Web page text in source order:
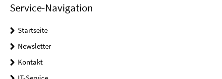
Service-Navigation
Startseite
Newsletter
Kontakt